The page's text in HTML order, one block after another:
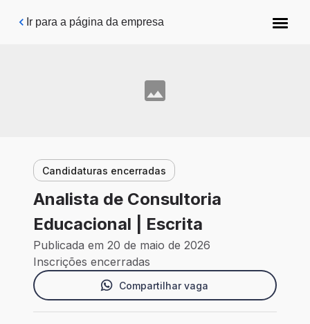
Pular para o conteúdo principal
Ir para a página da empresa
Candidaturas encerradas
Analista de Consultoria
Educacional | Escrita
Publicada em 20 de maio de 2026
Inscrições encerradas
Compartilhar vaga